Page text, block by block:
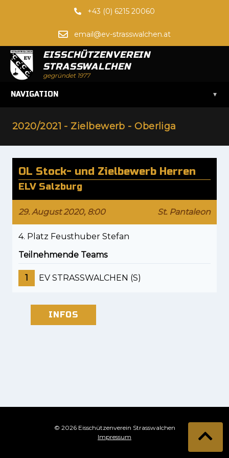
+43 (0) 6215 20060
email@ev-strasswalchen.at
EISSCHÜTZENVEREIN
STRASSWALCHEN
gegründet 1977
NAVIGATION ▾
2020/2021 - Zielbewerb - Oberliga
OL Stock- und Zielbewerb Herren
ELV Salzburg
29. August 2020, 8:00 St. Pantaleon
4. Platz Feusthuber Stefan
Teilnehmende Teams
1 EV STRASSWALCHEN (S)
INFOS
© 2026 Eisschützenverein Strasswalchen
Impressum